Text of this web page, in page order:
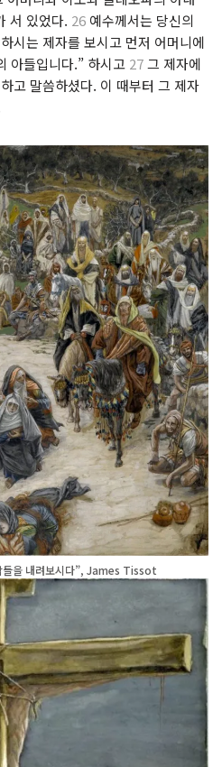
서 있었다. 26 예수께서는 당신의
시는 제자를 보시고 먼저 어머니에
아들입니다.” 하시고 27그 제자에
고 말씀하셨다. 이 때부터 그 제자
들을 내려보시다”, James Tissot